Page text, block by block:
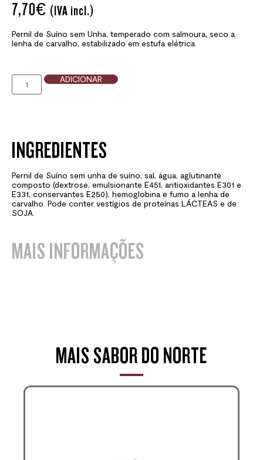
7,70€ (IVA incl.)
Pernil de Suíno sem Unha, temperado com salmoura, seco a
lenha de carvalho, estabilizado em estufa elétrica.
ADICIONAR
INGREDIENTES
Pernil de Suíno sem unha de suíno, sal, água, aglutinante
composto (dextrose, emulsionante E451, antioxidantes E301 e
E331, conservantes E250), hemoglobina e fumo a lenha de
carvalho. Pode conter vestígios de proteínas LÁCTEAS e de
SOJA.
MAIS INFORMAÇÕES
MAIS SABOR DO NORTE